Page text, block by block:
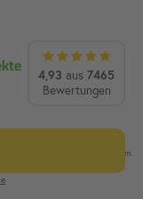
4,93 aus 7465
Bewertungen
und Speditionsware. 2) Ab einem
/ Alle Rechte vorbehalten.